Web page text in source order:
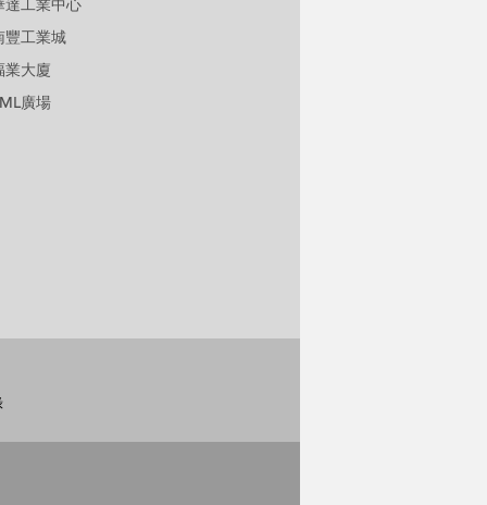
達工業中心
豐工業城
業大廈
廣場